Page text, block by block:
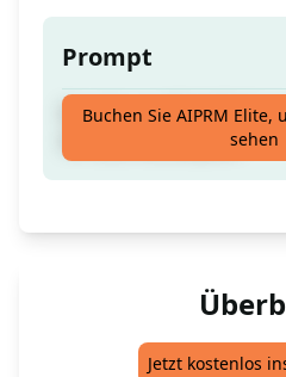
Prompt
Erstelle ein PS/UVP-
für B2B-Kaltakquise
Buchen Sie AIPRM Elite,
sehen
Jetzt kostenlos